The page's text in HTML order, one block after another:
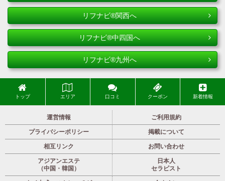
リフナビ®関西へ
リフナビ®中四国へ
リフナビ®九州へ
トップ エリア 口コミ クーポン 新着情報
運営情報 ご利用規約
プライバシーポリシー 掲載について
相互リンク お問い合わせ
アジアンエステ
（中国・韓国）
日本人
セラピスト